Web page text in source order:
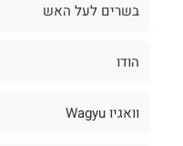
בשרים לעל האש
הודו
וואגיו Wagyu